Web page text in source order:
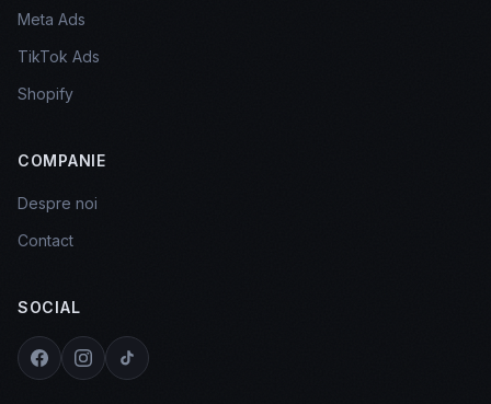
Meta Ads
TikTok Ads
Shopify
COMPANIE
Despre noi
Contact
SOCIAL